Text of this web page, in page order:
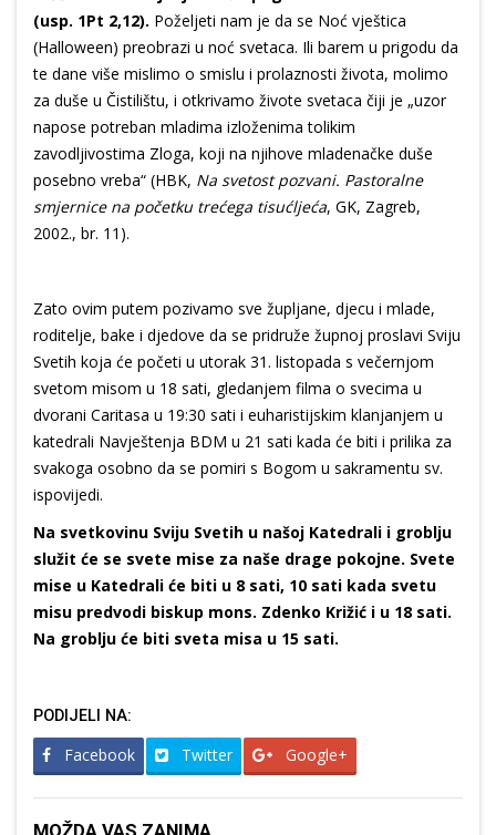
(usp. 1Pt 2,12). Poželjeti nam je da se Noć vještica
(Halloween) preobrazi u noć svetaca. Ili barem u prigodu da
te dane više mislimo o smislu i prolaznosti života, molimo
za duše u Čistilištu, i otkrivamo živote svetaca čiji je „uzor
napose potreban mladima izloženima tolikim
zavodljivostima Zloga, koji na njihove mladenačke duše
posebno vreba“ (HBK, Na svetost pozvani. Pastoralne
smjernice na početku trećega tisućljeća, GK, Zagreb,
2002., br. 11).
Zato ovim putem pozivamo sve župljane, djecu i mlade,
roditelje, bake i djedove da se pridruže župnoj proslavi Sviju
Svetih koja će početi u utorak 31. listopada s večernjom
svetom misom u 18 sati, gledanjem filma o svecima u
dvorani Caritasa u 19:30 sati i euharistijskim klanjanjem u
katedrali Navještenja BDM u 21 sati kada će biti i prilika za
svakoga osobno da se pomiri s Bogom u sakramentu sv.
ispovijedi.
Na svetkovinu Sviju Svetih u našoj Katedrali i groblju
služit će se svete mise za naše drage pokojne. Svete
mise u Katedrali će biti u 8 sati, 10 sati kada svetu
misu predvodi biskup mons. Zdenko Križić i u 18 sati.
Na groblju će biti sveta misa u 15 sati.
PODIJELI NA:
Facebook Twitter Google+